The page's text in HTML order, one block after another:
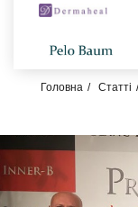
Головна Статті